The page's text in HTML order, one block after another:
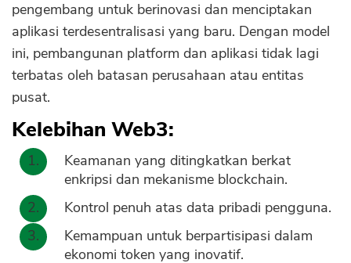
pengembang untuk berinovasi dan menciptakan
aplikasi terdesentralisasi yang baru. Dengan model
ini, pembangunan platform dan aplikasi tidak lagi
terbatas oleh batasan perusahaan atau entitas
pusat.
Kelebihan Web3:
Keamanan yang ditingkatkan berkat
enkripsi dan mekanisme blockchain.
Kontrol penuh atas data pribadi pengguna.
Kemampuan untuk berpartisipasi dalam
ekonomi token yang inovatif.